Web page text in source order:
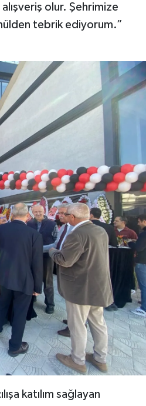
alışveriş olur. Şehrimize
tebrik ediyorum.”
katılım sağlayan